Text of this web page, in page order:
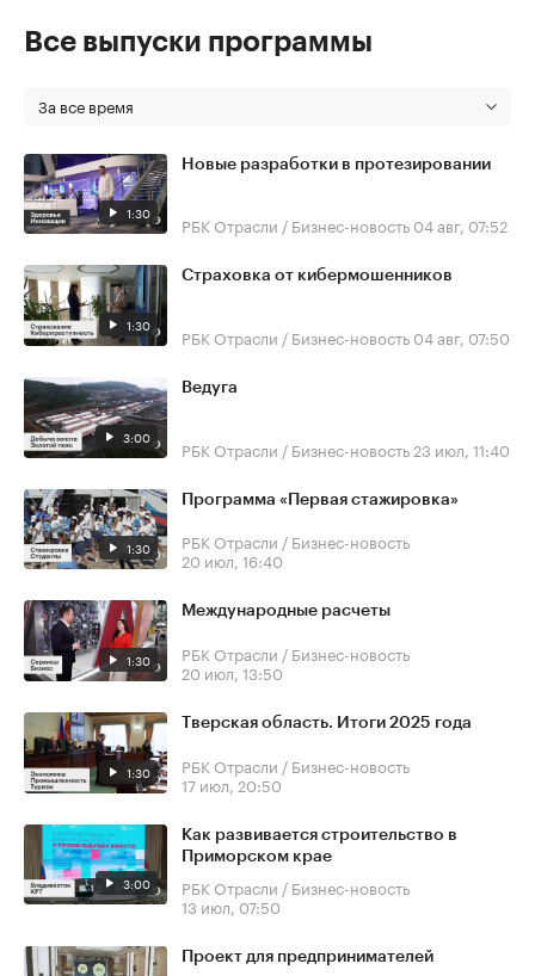
Все выпуски программы
За все время
1:30
Новые разработки в протезировании
РБК Отрасли / Бизнес-новость 04 авг, 07:52
1:30
Страховка от кибермошенников
РБК Отрасли / Бизнес-новость 04 авг, 07:50
3:00
Ведуга
РБК Отрасли / Бизнес-новость 23 июл, 11:40
1:30
Программа «Первая стажировка»
РБК Отрасли / Бизнес-новость
20 июл, 16:40
1:30
Международные расчеты
РБК Отрасли / Бизнес-новость
20 июл, 13:50
1:30
Тверская область. Итоги 2025 года
РБК Отрасли / Бизнес-новость
17 июл, 20:50
3:00
Как развивается строительство в
Приморском крае
РБК Отрасли / Бизнес-новость
13 июл, 07:50
Проект для предпринимателей